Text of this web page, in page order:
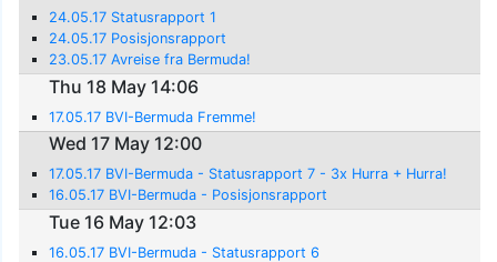
24.05.17 Statusrapport 1
24.05.17 Posisjonsrapport
23.05.17 Avreise fra Bermuda!
Thu 18 May 14:06
17.05.17 BVI-Bermuda Fremme!
Wed 17 May 12:00
17.05.17 BVI-Bermuda - Statusrapport 7 - 3x Hurra + Hurra!
16.05.17 BVI-Bermuda - Posisjonsrapport
Tue 16 May 12:03
16.05.17 BVI-Bermuda - Statusrapport 6